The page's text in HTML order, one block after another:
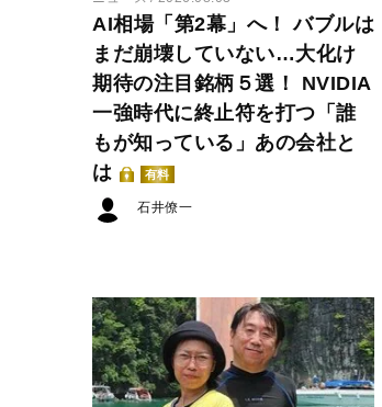
AI相場「第2幕」へ！ バブルは
まだ崩壊していない…大化け
期待の注目銘柄５選！ NVIDIA
一強時代に終止符を打つ「誰
もが知っている」あの会社と
は
有料
石井僚一